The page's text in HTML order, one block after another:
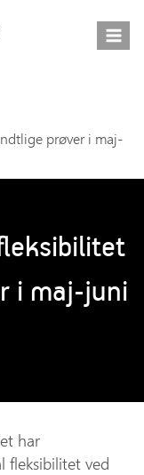
prøver i maj-
i maj-juni
har
fleksibilitet ved